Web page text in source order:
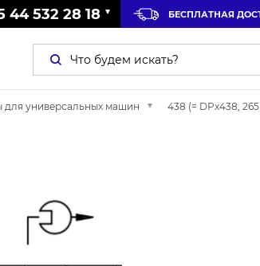
44 532 28 18 БЕСПЛАТНАЯ
для универсальных машин 438 (= DPx438,